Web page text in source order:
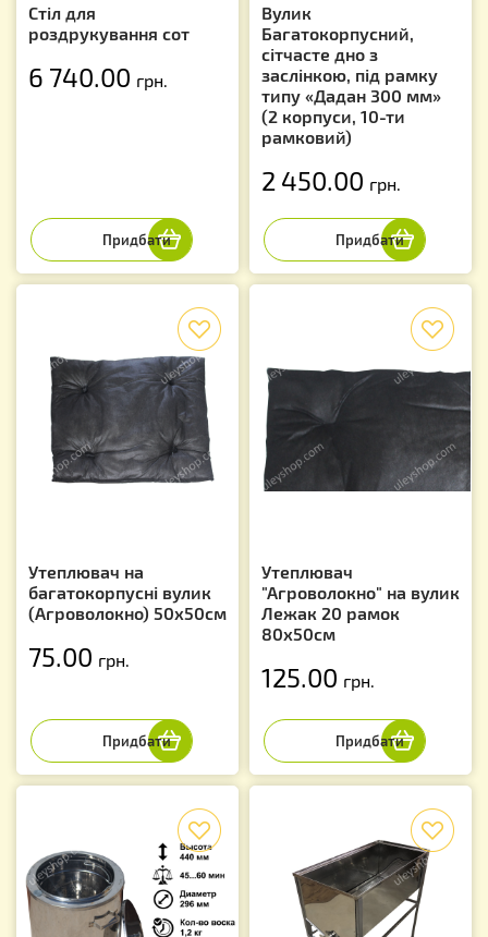
Стіл для
роздрукування сот
6 740.00 грн.
Вулик
Багатокорпусний,
сітчасте дно з
заслінкою, під рамку
типу «Дадан 300 мм»
(2 корпуси, 10-ти
рамковий)
2 450.00 грн.
Утеплювач на
багатокорпусні вулик
(Агроволокно) 50х50см
75.00 грн.
Утеплювач
"Агроволокно" на вулик
Лежак 20 рамок
80х50см
125.00 грн.